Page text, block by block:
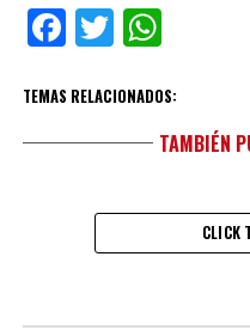
Facebook
Twitter
TEMAS RELACIONADOS:
TAMBIÉN
CLICK